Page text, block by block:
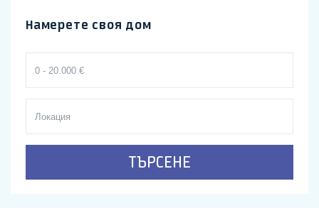
Намерете своя дом
ТЪРСЕНЕ